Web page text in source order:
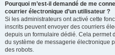
Pourquoi m’est-il demandé de me
courrier électronique d’un utilisateur ?
Si les administrateurs ont activé cette
inscrits peuvent envoyer des courriers
depuis un formulaire dédié. Cela permet
du système de messagerie électronique
des robots.